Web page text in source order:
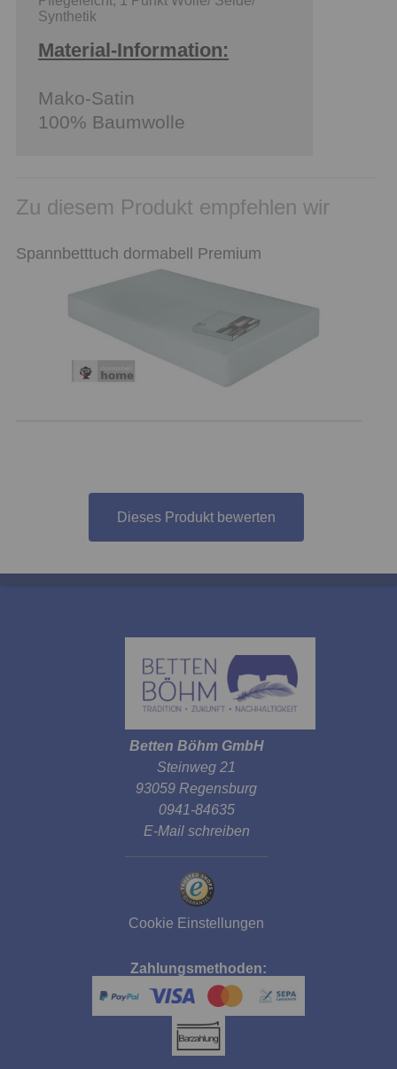
Synthetik
Material-Information:
Mako-Satin
100% Baumwolle
Zu diesem Produkt empfehlen wir
Spannbetttuch dormabell Premium
Dieses Produkt bewerten
Betten Böhm GmbH
Steinweg 21
93059 Regensburg
0941-84635
E-Mail schreiben
Cookie Einstellungen
Zahlungsmethoden: